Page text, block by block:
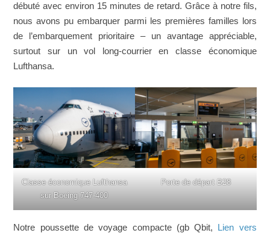
débuté avec environ 15 minutes de retard. Grâce à notre fils,
nous avons pu embarquer parmi les premières familles lors
de l’embarquement prioritaire – un avantage appréciable,
surtout sur un vol long-courrier en classe économique
Lufthansa.
Classe économique Lufthansa
sur Boeing 747-400
Porte de départ B28
Notre poussette de voyage compacte (gb Qbit, Lien vers